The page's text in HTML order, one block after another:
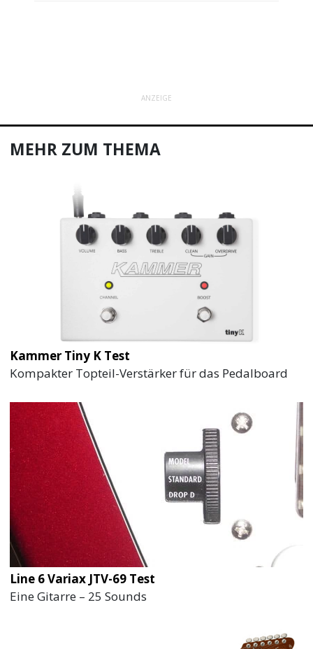
ANZEIGE
MEHR ZUM THEMA
Kammer Tiny K Test
Kompakter Topteil-Verstärker für das Pedalboard
Line 6 Variax JTV-69 Test
Eine Gitarre – 25 Sounds